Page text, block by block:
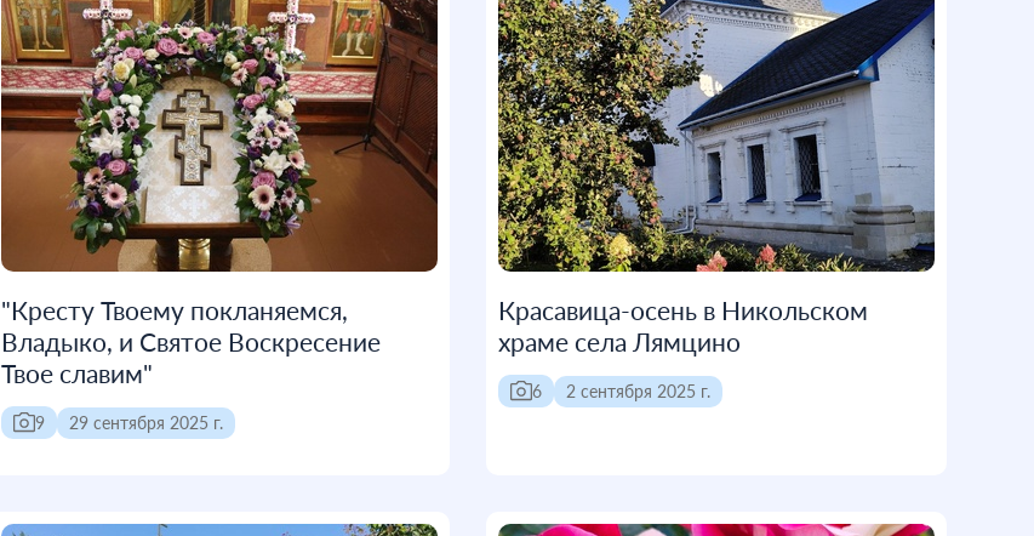
"Кресту Твоему покланяемся,
Владыко, и Святое Воскресение
Твое славим"
9 29 сентября 2025 г.
Красавица-осень в Никольском
храме села Лямцино
6 2 сентября 2025 г.